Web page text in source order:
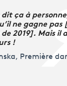
dit ça à
ne gagne pas
2019]. Mais il
!
Première